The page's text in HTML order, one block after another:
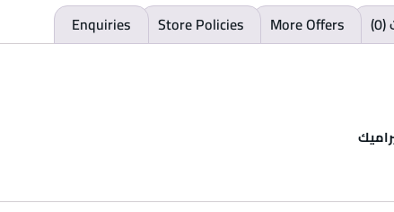
More Offers
Store Policies
Enquiries